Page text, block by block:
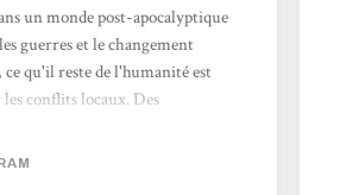
un monde post-apocalyptique
guerres et le changement
qu'il reste de l'humanité est
conflits locaux. Des
conflits. Très beau roman avec